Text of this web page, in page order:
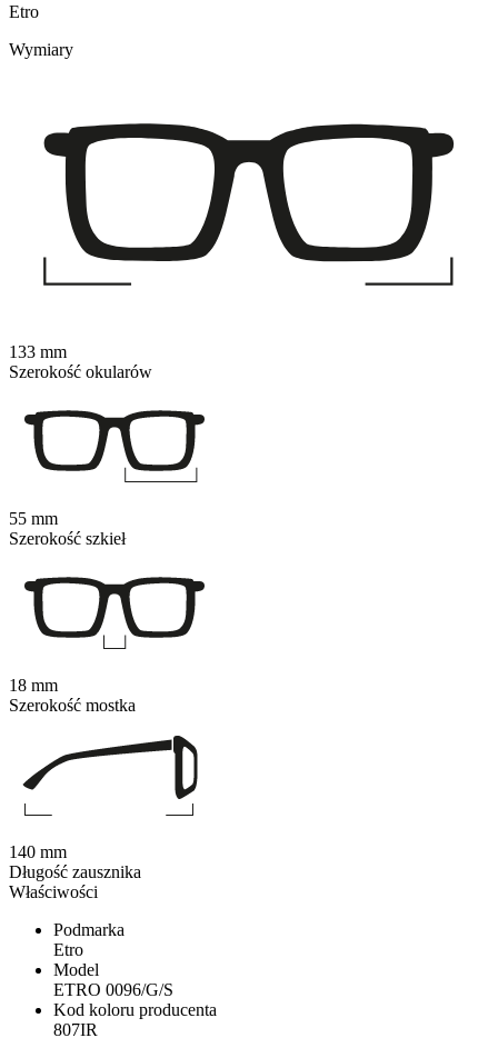
Etro
Właściwości
Podmarka
Etro
Model
ETRO 0096/G/S
Kod koloru producenta
807IR
Wymiary
133 mm
Szerokość okularów
55 mm
Szerokość szkieł
18 mm
Szerokość mostka
140 mm
Długość zausznika